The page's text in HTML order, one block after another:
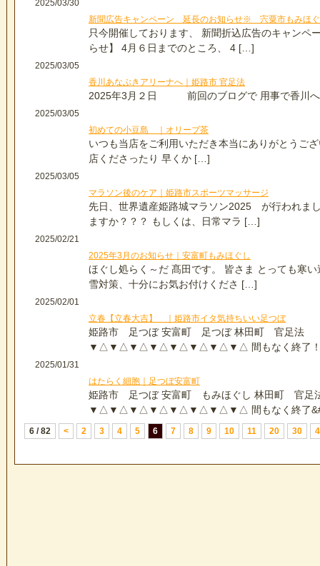
2025/03/30
新聞広告キャンペーン 延長のお知らせ※ 宍粟市もみほ
只今開催しております、 新聞折込広告のキャンペ
らせ】 4月６日までのところ、 4 […]
2025/03/05
香川あなぶきアリーナへ｜姫路市 官足法
2025年3月２日 前回のブログで 用事で香川
2025/03/05
初めての小豆島 ｜オリーブ茶
いつも当店をご利用いただき本当にありがとうご
店くださったり 早くか […]
2025/03/05
マラソン後のケア｜姫路市スポーツマッサージ
先日、世界遺産姫路城マラソン2025 が行われま
ますか？？？ もしくは、日常マラ […]
2025/02/21
2025年3月のお知らせ｜安富町もみほぐし
ほぐし処らく～だ 髙田です。 皆さま とっても寒
雪対策、十分にお気お付けくださ […]
2025/02/01
立春【立春大吉】 ｜姫路市イタ気持ちいい足つぼ
姫路市 足つぼ 安富町 足つぼ 林田町 官足法
▼△▼△▼△▼△▼△▼△▼△▼△ 間もなく終了！！
2025/01/31
はたらく細胞｜足つぼ安富町
姫路市 足つぼ 安富町 もみほぐし 林田町 官足
▼△▼△▼△▼△▼△▼△▼△▼△ 間もなく終了
6 / 82 < 2 3 4 5 6 7 8 9 10 11 20 30